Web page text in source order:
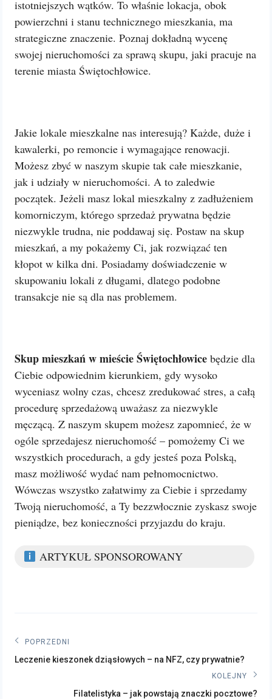
istotniejszych wątków. To właśnie lokacja, obok
powierzchni i stanu technicznego mieszkania, ma
strategiczne znaczenie. Poznaj dokładną wycenę
swojej nieruchomości za sprawą skupu, jaki pracuje na
terenie miasta Świętochłowice.
Jakie lokale mieszkalne nas interesują? Każde, duże i
kawalerki, po remoncie i wymagające renowacji.
Możesz zbyć w naszym skupie tak całe mieszkanie,
jak i udziały w nieruchomości. A to zaledwie
początek. Jeżeli masz lokal mieszkalny z zadłużeniem
komorniczym, którego sprzedaż prywatna będzie
niezwykle trudna, nie poddawaj się. Postaw na skup
mieszkań, a my pokażemy Ci, jak rozwiązać ten
kłopot w kilka dni. Posiadamy doświadczenie w
skupowaniu lokali z długami, dlatego podobne
transakcje nie są dla nas problemem.
Skup mieszkań w mieście Świętochłowice będzie dla
Ciebie odpowiednim kierunkiem, gdy wysoko
wyceniasz wolny czas, chcesz zredukować stres, a całą
procedurę sprzedażową uważasz za niezwykle
męczącą. Z naszym skupem możesz zapomnieć, że w
ogóle sprzedajesz nieruchomość – pomożemy Ci we
wszystkich procedurach, a gdy jesteś poza Polską,
masz możliwość wydać nam pełnomocnictwo.
Wówczas wszystko załatwimy za Ciebie i sprzedamy
Twoją nieruchomość, a Ty bezzwłocznie zyskasz swoje
pieniądze, bez konieczności przyjazdu do kraju.
ARTYKUŁ SPONSOROWANY
Nawigacja
wpisu
POPRZEDNI
Poprzedni
Leczenie kieszonek dziąsłowych – na NFZ, czy prywatnie?
KOLEJNY
Kolejny
Filatelistyka – jak powstają znaczki pocztowe?